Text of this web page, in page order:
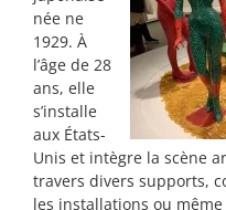
née ne
1929. À
l’âge de 28
ans, elle
s’installe
aux États-
Unis et intègre la scène
travers divers supports,
les installations ou